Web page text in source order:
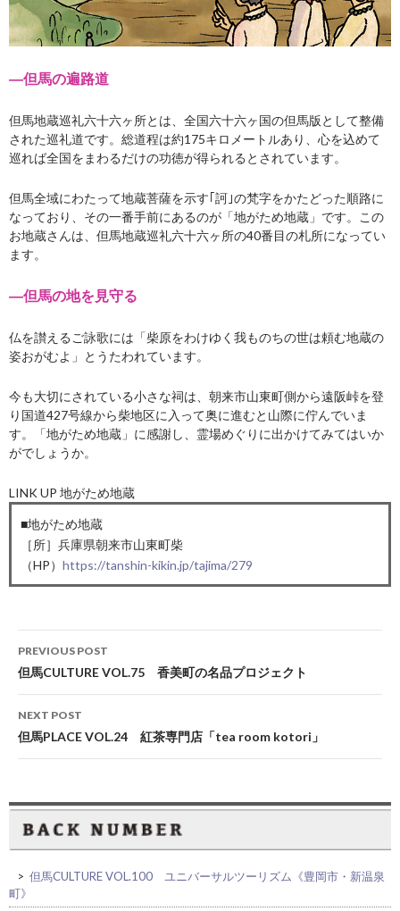
―但馬の遍路道
但馬地蔵巡礼六十六ヶ所とは、全国六十六ヶ国の但馬版として整備
された巡礼道です。総道程は約175キロメートルあり、心を込めて
巡れば全国をまわるだけの功徳が得られるとされています。
但馬全域にわたって地蔵菩薩を示す｢訶｣の梵字をかたどった順路に
なっており、その一番手前にあるのが「地がため地蔵」です。この
お地蔵さんは、但馬地蔵巡礼六十六ヶ所の40番目の札所になってい
ます。
―但馬の地を見守る
仏を讃えるご詠歌には「柴原をわけゆく我ものちの世は頼む地蔵の
姿おがむよ」とうたわれています。
今も大切にされている小さな祠は、朝来市山東町側から遠阪峠を登
り国道427号線から柴地区に入って奥に進むと山際に佇んでいま
す。「地がため地蔵」に感謝し、霊場めぐりに出かけてみてはいか
がでしょうか。
LINK UP 地がため地蔵
■地がため地蔵
［所］兵庫県朝来市山東町柴
（HP） https://tanshin-kikin.jp/tajima/279
Post
navigation
PREVIOUS POST
但馬CULTURE VOL.75 香美町の名品プロジェクト
NEXT POST
但馬PLACE VOL.24 紅茶専門店「tea room kotori」
> 但馬CULTURE VOL.100 ユニバーサルツーリズム《豊岡市・新温泉
町》